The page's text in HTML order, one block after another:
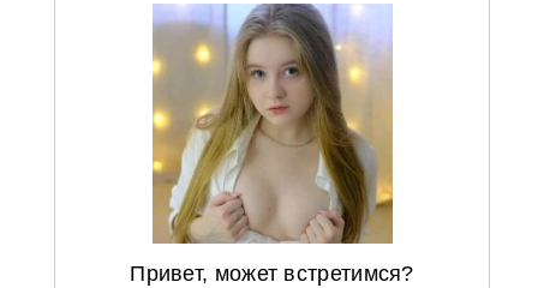
Привет, может встретимся?